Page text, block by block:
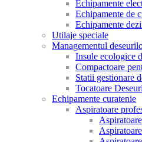
Echipamente
Echipamente de
Echipamente
Utilaje speciale
Managementul
Insule ecologice
Compactoare
Statii gestionare
Tocatoare Deseuri
Echipamente curatenie
Aspiratoare